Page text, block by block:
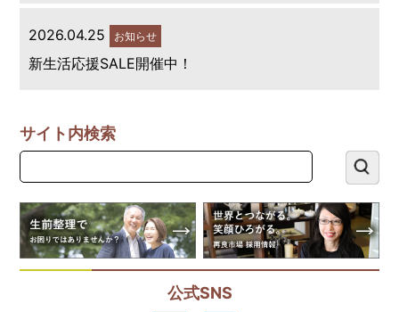
2026.04.25 お知らせ
新生活応援SALE開催中！
サイト内検索
公式SNS